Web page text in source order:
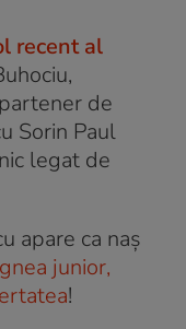
recent al
de
Sorin Paul
legat de
apare ca naș
junior,
!